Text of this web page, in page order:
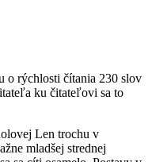
o rýchlosti čítania 230 slov
ku čitateľovi sa to
Len trochu v
mladšej strednej